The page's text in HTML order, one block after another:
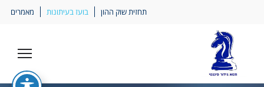
תחזית שוק ההון בועז בעיתונות מאמרים